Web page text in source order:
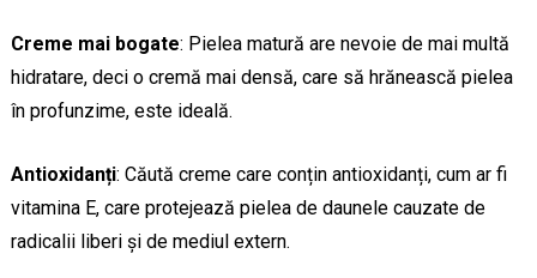
Creme mai bogate: Pielea matură are nevoie de mai multă
hidratare, deci o cremă mai densă, care să hrănească pielea
în profunzime, este ideală.
Antioxidanți: Căută creme care conțin antioxidanți, cum ar fi
vitamina E, care protejează pielea de daunele cauzate de
radicalii liberi și de mediul extern.